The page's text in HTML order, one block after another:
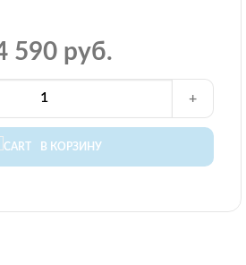
590 руб.
В КОРЗИНУ
+